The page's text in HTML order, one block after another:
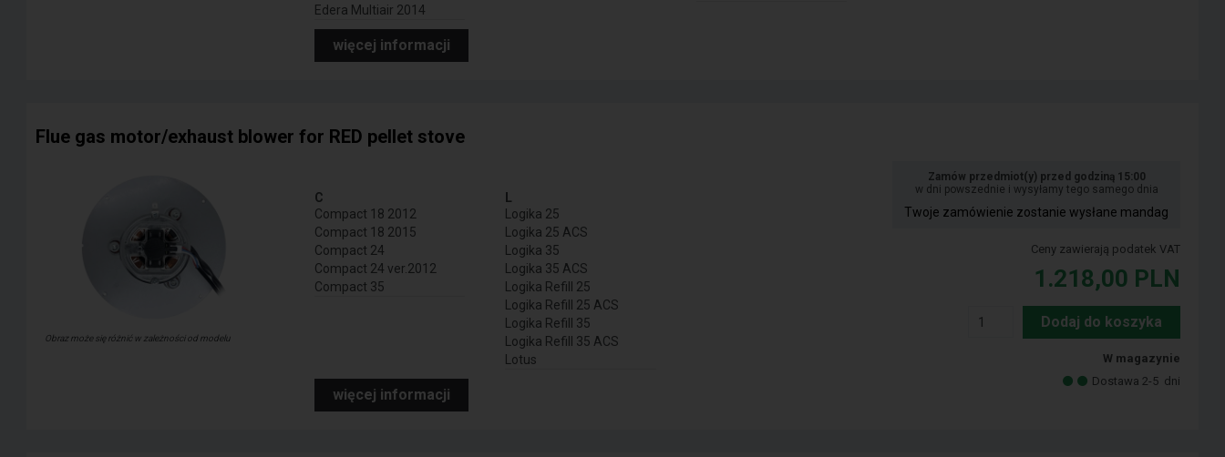
Edera Multiair 2014
więcej informacji
Flue gas motor/exhaust blower for RED pellet stove
Obraz może się różnić w zależności od modelu
C
Compact 18 2012
Compact 18 2015
Compact 24
Compact 24 ver.2012
Compact 35
L
Logika 25
Logika 25 ACS
Logika 35
Logika 35 ACS
Logika Refill 25
Logika Refill 25 ACS
Logika Refill 35
Logika Refill 35 ACS
Lotus
więcej informacji
Zamów przedmiot(y) przed godziną 15:00
w dni powszednie i wysyłamy tego samego dnia
Twoje zamówienie zostanie wysłane mandag
Ceny zawierają podatek VAT
1.218,00 PLN
Dodaj do koszyka
W magazynie
Dostawa 2-5 dni